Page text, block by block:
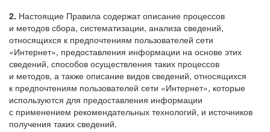
2. Настоящие Правила содержат описание процессов
и методов сбора, систематизации, анализа сведений,
относящихся к предпочтениям пользователей сети
«Интернет», предоставления информации на основе этих
сведений, способов осуществления таких процессов
и методов, а также описание видов сведений, относящихся
к предпочтениям пользователей сети «Интернет», которые
используются для предоставления информации
с применением рекомендательных технологий, и источников
получения таких сведений.